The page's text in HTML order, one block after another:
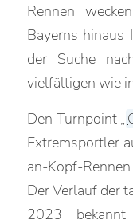
Rennen
Bayerns hinaus
der Suche
vielfältigen wie
Den Turnpoint „
Extremsportler
an-Kopf-
Der Verlauf der
2023 bekannt